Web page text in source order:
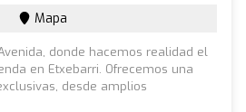
Mapa
donde hacemos realidad el
en Etxebarri. Ofrecemos una
desde amplios